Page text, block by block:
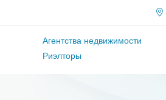
Агентства недвижимости
Риэлторы